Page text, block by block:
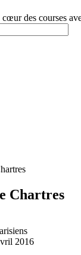
des courses
Chartres
2016